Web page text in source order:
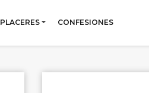
PLACERES CONFESIONES